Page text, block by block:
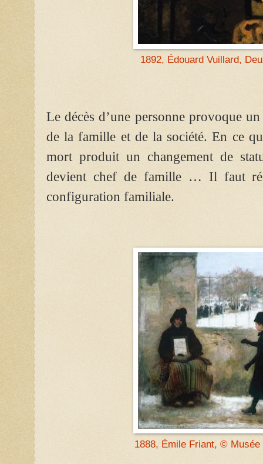
1892, Édouard Vuillard,
Le décès d’une personne provoque
de la famille et de la société. En ce
mort produit un changement de
devient chef de famille … Il faut
configuration familiale.
1888, Émile Friant, ©